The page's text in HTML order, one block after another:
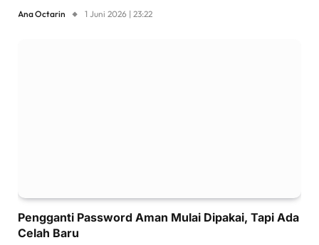
Ana Octarin 1 Juni 2026 | 23:22
Pengganti Password Aman Mulai Dipakai, Tapi Ada
Celah Baru